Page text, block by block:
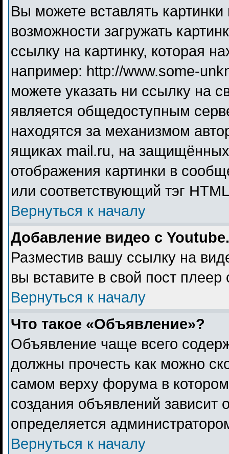
Вы можете вставлять
возможности загружать
ссылку на картинку, которая
например: http://www.some-
можете указать ни ссылку на
является общедоступным
находятся за механизмом
ящиках mail.ru, на
отображения картинки в
или соответствующий тэг
Вернуться к началу
Добавление видео с
Разместив вашу ссылку на
вы вставите в свой пост плеер
Вернуться к началу
Что такое «Объявление»?
Объявление чаще всего
должны прочесть как можно
самом верху форума в
создания объявлений зависит
определяется
Вернуться к началу